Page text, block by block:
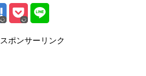
スポンサーリンク